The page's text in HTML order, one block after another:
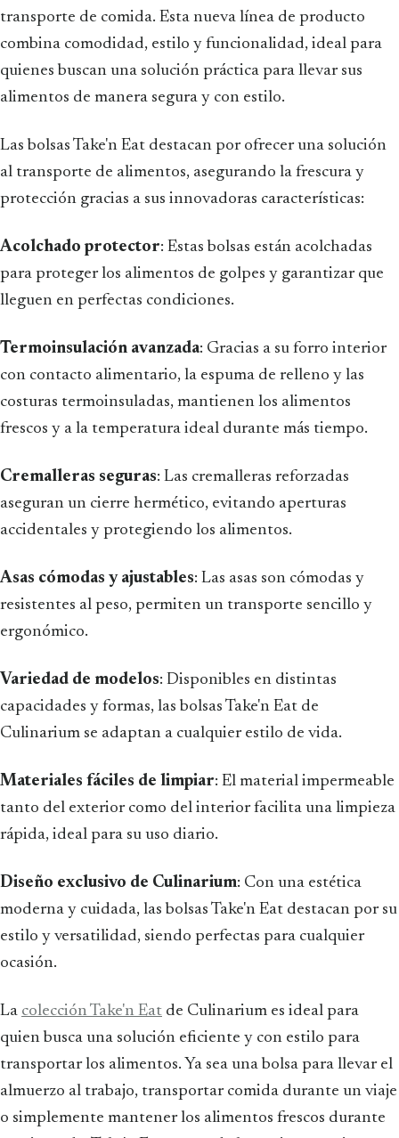
transporte de comida. Esta nueva línea de producto
combina comodidad, estilo y funcionalidad, ideal para
quienes buscan una solución práctica para llevar sus
alimentos de manera segura y con estilo.
Las bolsas Take'n Eat destacan por ofrecer una solución
al transporte de alimentos, asegurando la frescura y
protección gracias a sus innovadoras características:
Acolchado protector: Estas bolsas están acolchadas
para proteger los alimentos de golpes y garantizar que
lleguen en perfectas condiciones.
Termoinsulación avanzada: Gracias a su forro interior
con contacto alimentario, la espuma de relleno y las
costuras termoinsuladas, mantienen los alimentos
frescos y a la temperatura ideal durante más tiempo.
Cremalleras seguras: Las cremalleras reforzadas
aseguran un cierre hermético, evitando aperturas
accidentales y protegiendo los alimentos.
Asas cómodas y ajustables: Las asas son cómodas y
resistentes al peso, permiten un transporte sencillo y
ergonómico.
Variedad de modelos: Disponibles en distintas
capacidades y formas, las bolsas Take'n Eat de
Culinarium se adaptan a cualquier estilo de vida.
Materiales fáciles de limpiar: El material impermeable
tanto del exterior como del interior facilita una limpieza
rápida, ideal para su uso diario.
Diseño exclusivo de Culinarium: Con una estética
moderna y cuidada, las bolsas Take'n Eat destacan por su
estilo y versatilidad, siendo perfectas para cualquier
ocasión.
La colección Take'n Eat de Culinarium es ideal para
quien busca una solución eficiente y con estilo para
transportar los alimentos. Ya sea una bolsa para llevar el
almuerzo al trabajo, transportar comida durante un viaje
o simplemente mantener los alimentos frescos durante